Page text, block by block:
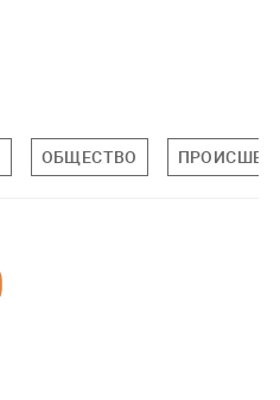
ОБЩЕСТВО